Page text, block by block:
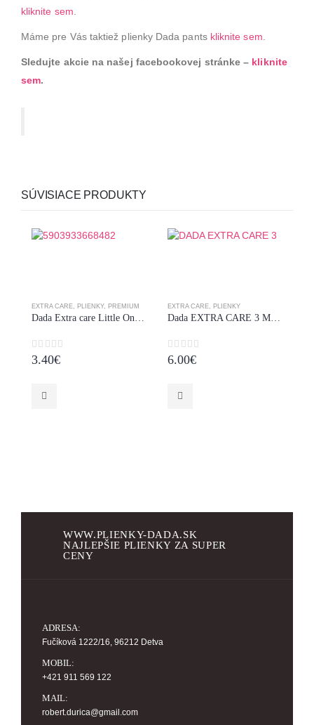
kliknite sem
Máme pre Vás taktiež plienky Dada pants kliknite sem
Sledujte akcie na našej facebookovej stránke – kliknite
sem.
SÚVISIACE PRODUKTY
EXTRA CARE PLIENKY, PREMIUM
0 z 5
3.40€
EXTRA CARE PLIENKY
0 z 5
6.00€
WWW.PLIENKY-DADA.SK
NAJLEPŠIE PLIENKY ZA SUPER
CENY
ADRESA:
Fučíková 1222/16, 96212 Detva
MOBIL:
+421 911 569 122
MAIL:
robert.durica@gmail.com